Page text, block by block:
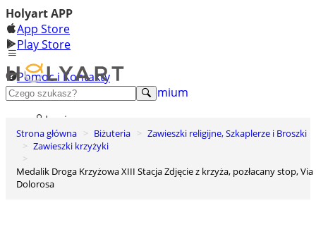
Holyart APP
App Store
Play Store
Pomoc i Kontakty
+48 222 922 860
Odkryj premium
Login
Lista życzeń
Koszyk
Strona główna Biżuteria
Zawieszki religijne, Szkaplerze i Broszki
Zawieszki krzyżyki
Medalik Droga Krzyżowa XIII Stacja Zdjęcie z krzyża, pozłacany stop, Via
Dolorosa